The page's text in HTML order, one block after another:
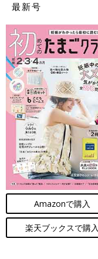
最新号
Amazonで購入
楽天ブックスで購入